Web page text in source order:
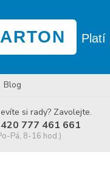
Platí
Blog
si rady? Zavolejte.
777 461 661
Pá, 8-16 hod.)